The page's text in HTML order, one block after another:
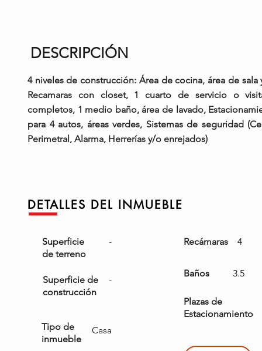
4 niveles de construcción: Área de cocina, área de sala
Recamaras con closet, 1 cuarto de servicio o
completos, 1 medio baño, área de lavado,
para 4 autos, áreas verdes, Sistemas de seguridad
Perimetral, Alarma, Herrerías y/o enrejados)
DESCRIPCIÓN
DETALLES DEL INMUEBLE
Superficie
de terreno
- Recámaras 4
Superficie de
construcción
-
Baños 3.5
Plazas de
Estacionamiento
Tipo de
inmueble
Casa